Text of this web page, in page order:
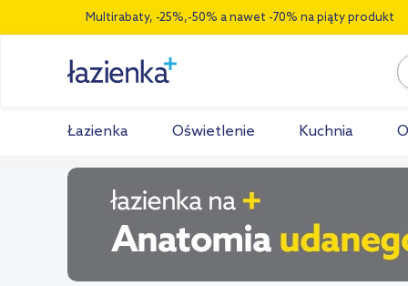
Multirabaty, -25%,-50% a nawet -70% na piąty produkt
Łazienka Oświetlenie Kuchnia